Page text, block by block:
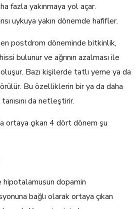
fazla yakınmaya yol açar.
uykuya yakın dönemde hafifler.
postdrom döneminde bitkinlik,
bulunur ve ağrının azalması ile
Bazı kişilerde tatlı yeme ya da
Bu özelliklerin bir ya da daha
tanısını da netleştirir.
ortaya çıkan 4 dört dönem şu
dopamin
bağlı olarak ortaya çıkan